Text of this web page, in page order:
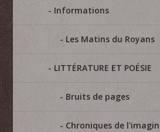
Informations
Les Matins du Royans
LITTÉRATURE ET POÉSIE
Bruits de pages
Chroniques de